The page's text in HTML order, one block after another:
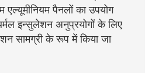
पैनलों का उपयोग
इन्सुलेशन अनुप्रयोगों के लिए
सामग्री के रूप में किया जा